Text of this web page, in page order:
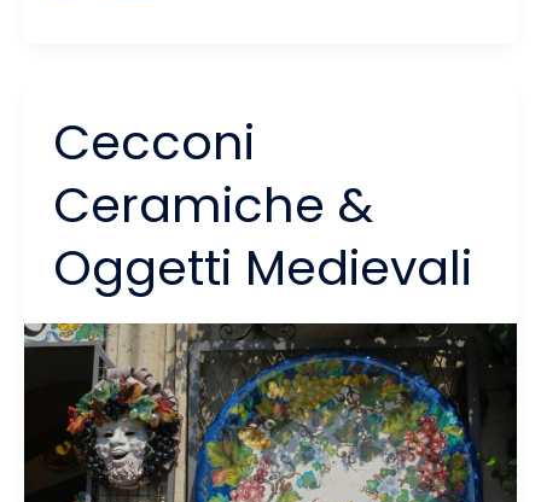
Cecconi
Ceramiche &
Oggetti Medievali